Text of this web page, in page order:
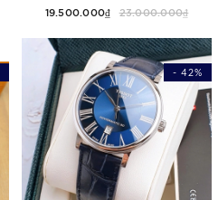
19.500.000₫ 23.000.000₫
- 42%